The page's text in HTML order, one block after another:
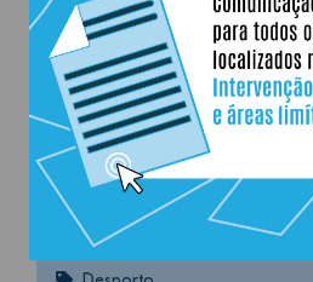
JUN
07
JUN
19h00